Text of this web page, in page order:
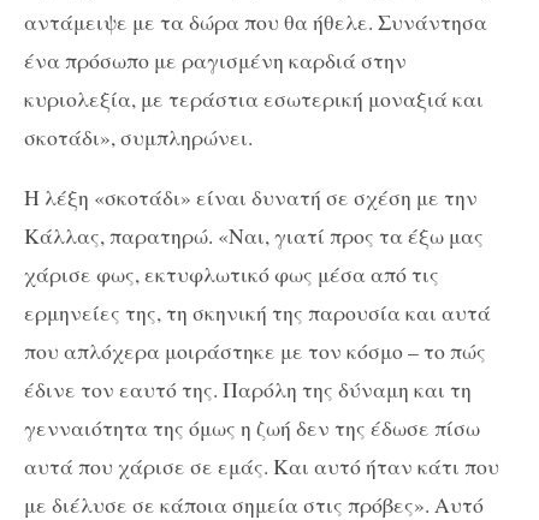
αντάμειψε με τα δώρα που θα ήθελε. Συνάντησα
ένα πρόσωπο με ραγισμένη καρδιά στην
κυριολεξία, με τεράστια εσωτερική μοναξιά και
σκοτάδι», συμπληρώνει.
Η λέξη «σκοτάδι» είναι δυνατή σε σχέση με την
Κάλλας, παρατηρώ. «Ναι, γιατί προς τα έξω μας
χάρισε φως, εκτυφλωτικό φως μέσα από τις
ερμηνείες της, τη σκηνική της παρουσία και αυτά
που απλόχερα μοιράστηκε με τον κόσμο – το πώς
έδινε τον εαυτό της. Παρόλη της δύναμη και τη
γενναιότητα της όμως η ζωή δεν της έδωσε πίσω
αυτά που χάρισε σε εμάς. Και αυτό ήταν κάτι που
με διέλυσε σε κάποια σημεία στις πρόβες». Αυτό